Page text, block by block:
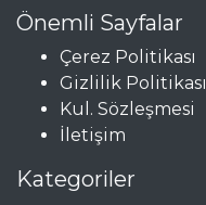
MEZELER
Zeytinli Tapas
Deniz
Ürünleriyle Pazı
Önemli Sayfalar
Çerez Politikası
Gizlilik Politikası
Kul. Sözleşmesi
İletişim
Kategoriler